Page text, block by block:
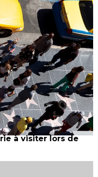
à visiter lors de